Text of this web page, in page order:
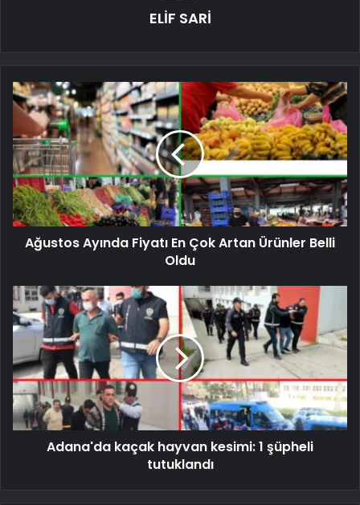
ELİF SARİ
Ağustos Ayında Fiyatı En Çok Artan Ürünler Belli
Oldu
Adana'da kaçak hayvan kesimi: 1 şüpheli
tutuklandı